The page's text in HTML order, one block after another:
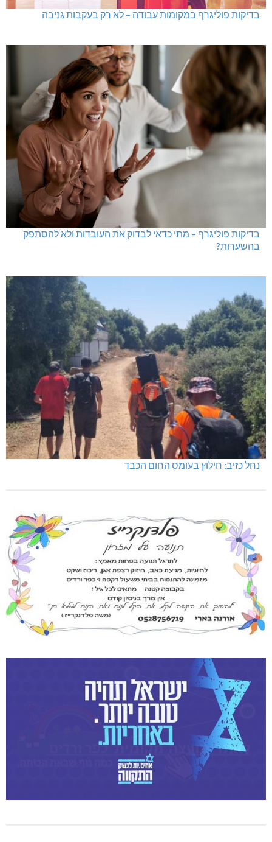
בדיקות פוליגרף במקומות עבודה – לא רק בעקבות גניבה
בדיקות פוליגרף – מתי כדאי לבדוק את העובדות ולא להסתפק
בהשערות?
נחל כזיב: חילוץ בעומס החום הכבד